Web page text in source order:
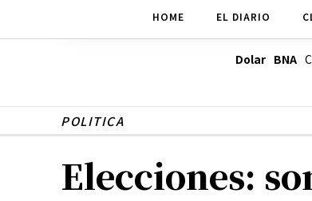
HOME EL DIARIO
Dolar BNA
POLITICA
Elecciones: